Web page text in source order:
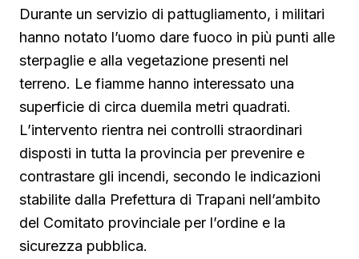
Durante un servizio di pattugliamento, i militari
hanno notato l’uomo dare fuoco in più punti alle
sterpaglie e alla vegetazione presenti nel
terreno. Le fiamme hanno interessato una
superficie di circa duemila metri quadrati.
L’intervento rientra nei controlli straordinari
disposti in tutta la provincia per prevenire e
contrastare gli incendi, secondo le indicazioni
stabilite dalla Prefettura di Trapani nell’ambito
del Comitato provinciale per l’ordine e la
sicurezza pubblica.